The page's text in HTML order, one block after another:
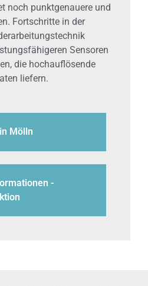
noch punktgenauere und
Fortschritte in der
Sensoren
die hochauflösende
liefern.
Mölln
-